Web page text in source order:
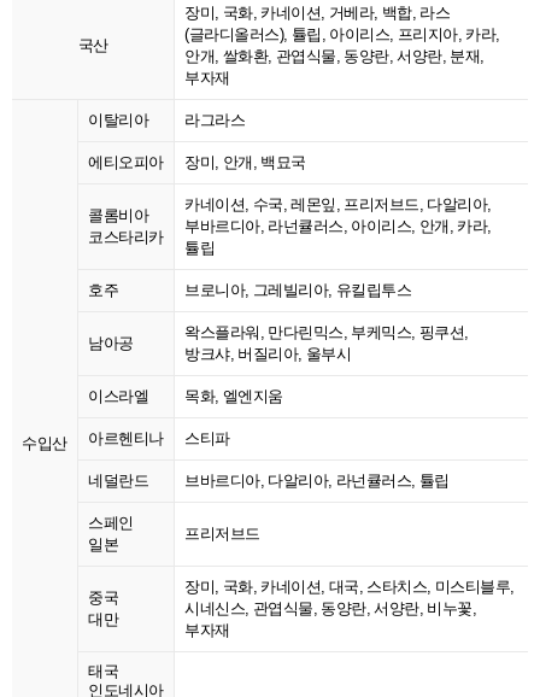
국산
장미, 국화, 카네이션, 거베라, 백합, 라스
(글라디올러스), 튤립, 아이리스, 프리지아, 카라,
안개, 쌀화환, 관엽식물, 동양란, 서양란, 분재,
부자재
수입산
이탈리아 라그라스
에티오피아 장미, 안개, 백묘국
콜롬비아
코스타리카
카네이션, 수국, 레몬잎, 프리저브드, 다알리아,
부바르디아, 라넌큘러스, 아이리스, 안개, 카라,
튤립
호주 브로니아, 그레빌리아, 유킬립투스
남아공
왁스플라워, 만다린믹스, 부케믹스, 핑쿠션,
방크샤, 버질리아, 울부시
이스라엘 목화, 엘엔지움
아르헨티나 스티파
네덜란드 브바르디아, 다알리아, 라넌큘러스, 튤립
스페인
일본
프리저브드
중국
대만
장미, 국화, 카네이션, 대국, 스타치스, 미스티블루,
시네신스, 관엽식물, 동양란, 서양란, 비누꽃,
부자재
태국
인도네시아